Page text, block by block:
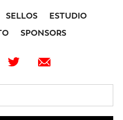
SELLOS
ESTUDIO
SPONSORS